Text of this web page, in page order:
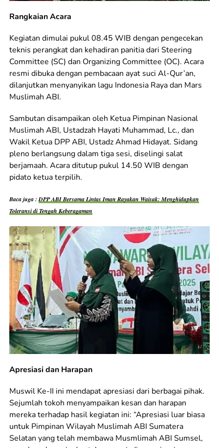
Rangkaian Acara
Kegiatan dimulai pukul 08.45 WIB dengan pengecekan
teknis perangkat dan kehadiran panitia dari Steering
Committee (SC) dan Organizing Committee (OC). Acara
resmi dibuka dengan pembacaan ayat suci Al-Qur’an,
dilanjutkan menyanyikan lagu Indonesia Raya dan Mars
Muslimah ABI.
Sambutan disampaikan oleh Ketua Pimpinan Nasional
Muslimah ABI, Ustadzah Hayati Muhammad, Lc., dan
Wakil Ketua DPP ABI, Ustadz Ahmad Hidayat. Sidang
pleno berlangsung dalam tiga sesi, diselingi salat
berjamaah. Acara ditutup pukul 14.50 WIB dengan
pidato ketua terpilih.
Baca juga :DPP ABI Bersama Lintas Iman Rayakan Waisak: Menghidupkan
Toleransi di Tengah Keberagaman
Apresiasi dan Harapan
Muswil Ke-II ini mendapat apresiasi dari berbagai pihak.
Sejumlah tokoh menyampaikan kesan dan harapan
mereka terhadap hasil kegiatan ini: “Apresiasi luar biasa
untuk Pimpinan Wilayah Muslimah ABI Sumatera
Selatan yang telah membawa Musmlimah ABI Sumsel,